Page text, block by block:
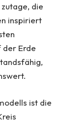
die
inspiriert
der Erde
ist die